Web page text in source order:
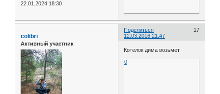
22.01.2024 18:30
Поделиться
17
12.03.2016 21:47
colibri
Активный участник
Котелок дима возьмет
0